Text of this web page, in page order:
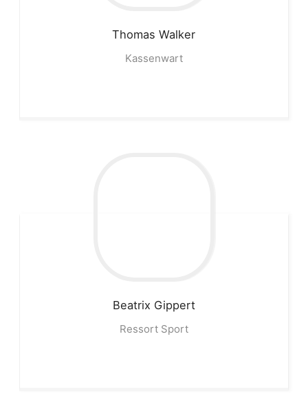
Thomas Walker
Kassenwart
Beatrix Gippert
Ressort Sport